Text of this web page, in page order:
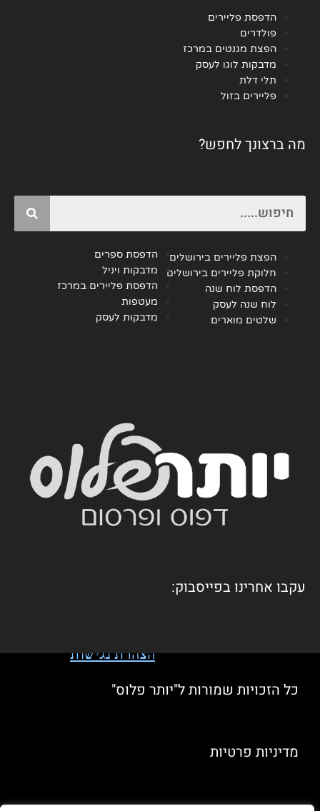
הדפסת פליירים
פולדרים
הפצת מגנטים במרכז
מדבקות לוגו לעסק
תלי דלת
פליירים בזול
מה ברצונך לחפש?
הפצת פליירים בירושלים
חלוקת פליירים בירושלים
הדפסת לוח שנה
לוח שנה לעסק
שלטים מוארים
הדפסת ספרים
מדבקות ויניל
הדפסת פליירים במרכז
מעטפות
מדבקות לעסק
עקבו אחרינו בפייסבוק:
הצהרת נגישות
כל הזכויות שמורות ל"יותר פלוס"
מדיניות פרטיות